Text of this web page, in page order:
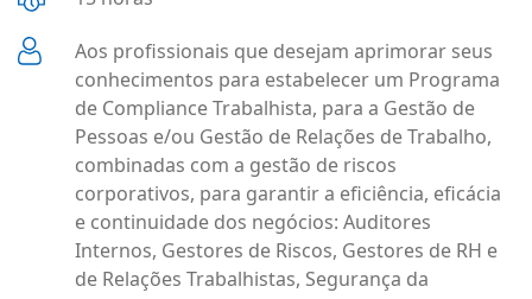
Aos profissionais que desejam aprimorar seus
conhecimentos para estabelecer um Programa
de Compliance Trabalhista, para a Gestão de
Pessoas e/ou Gestão de Relações de Trabalho,
combinadas com a gestão de riscos
corporativos, para garantir a eficiência, eficácia
e continuidade dos negócios: Auditores
Internos, Gestores de Riscos, Gestores de RH e
de Relações Trabalhistas, Segurança da